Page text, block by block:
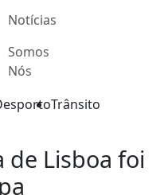
Notícias
Somos
Nós
Trânsito
de Lisboa foi